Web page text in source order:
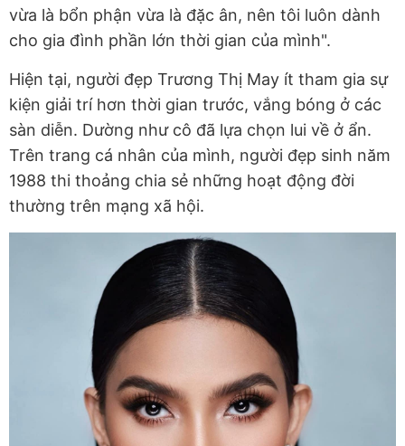
vừa là bổn phận vừa là đặc ân, nên tôi luôn dành
cho gia đình phần lớn thời gian của mình".
Hiện tại, người đẹp Trương Thị May ít tham gia sự
kiện giải trí hơn thời gian trước, vắng bóng ở các
sàn diễn. Dường như cô đã lựa chọn lui về ở ẩn.
Trên trang cá nhân của mình, người đẹp sinh năm
1988 thi thoảng chia sẻ những hoạt động đời
thường trên mạng xã hội.